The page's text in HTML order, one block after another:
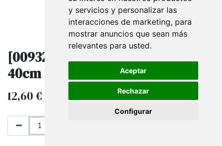
y servicios y personalizar las
interacciones de marketing, para
mostrar anuncios que sean más
relevantes para usted.
Aceptar
Rechazar
Configurar
[009323] Busto para collares,
40cm
12,60€ IVA excluido 18,00€